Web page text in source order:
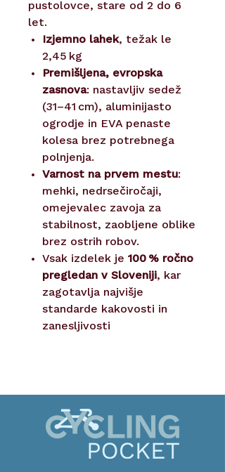
pustolovce, stare od 2 do 6
let.
Izjemno lahek, težak le
2,45 kg
Premišljena, evropska
zasnova: nastavljiv sedež
(31–41 cm), aluminijasto
ogrodje in EVA penaste
kolesa brez potrebnega
polnjenja.
Varnost na prvem mestu:
mehki, nedrsečiročaji,
omejevalec zavoja za
stabilnost, zaobljene oblike
brez ostrih robov.
Vsak izdelek je 100 % ročno
pregledan v Sloveniji, kar
zagotavlja najvišje
standarde kakovosti in
zanesljivosti